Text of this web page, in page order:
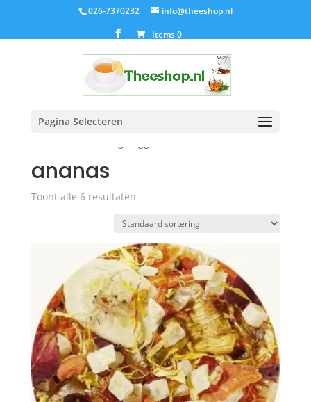
026-7370232
info@theeshop.nl
Items 0
Pagina Selecteren
ananas
Toont alle 6 resultaten